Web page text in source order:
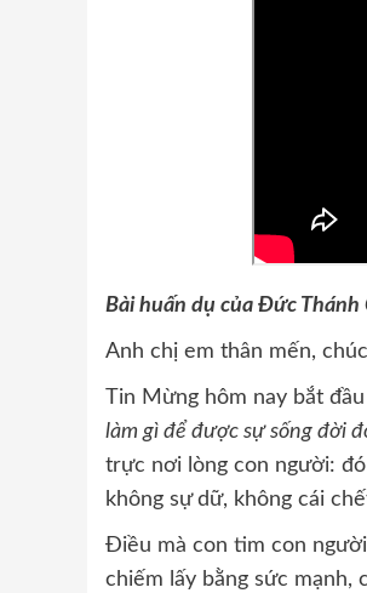
Bài huấn dụ của Đức Thánh
Anh chị em thân mến,
Tin Mừng hôm nay bắt
làm gì để được sự sống đời
trực nơi lòng con người:
không sự dữ, không cái
Điều mà con tim con
chiếm lấy bằng sức mạnh,